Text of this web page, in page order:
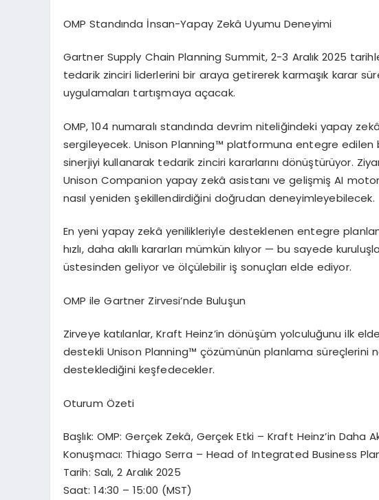
OMP Standında İnsan-Yapay Zekâ Uyumu Deneyimi
Gartner Supply Chain Planning Summit, 2-3 Aralık 2025
tedarik zinciri liderlerini bir araya getirerek karmaşık karar
uygulamaları tartışmaya açacak.
OMP, 104 numaralı standında devrim niteliğindeki yapay
sergileyecek. Unison Planning™ platformuna entegre edilen
sinerjiyi kullanarak tedarik zinciri kararlarını dönüştürüyor.
Unison Companion yapay zekâ asistanı ve gelişmiş AI
nasıl yeniden şekillendirdiğini doğrudan deneyimleyebilecek.
En yeni yapay zekâ yenilikleriyle desteklenen entegre
hızlı, daha akıllı kararları mümkün kılıyor — bu sayede
üstesinden geliyor ve ölçülebilir iş sonuçları elde ediyor.
OMP ile Gartner Zirvesi’nde Buluşun
Zirveye katılanlar, Kraft Heinz’in dönüşüm yolculuğunu ilk
destekli Unison Planning™ çözümünün planlama süreçlerini
desteklediğini keşfedecekler.
Oturum Özeti
Başlık: OMP: Gerçek Zekâ, Gerçek Etki – Kraft Heinz’in Daha
Konuşmacı: Thiago Serra – Head of Integrated Business
Tarih: Salı, 2 Aralık 2025
Saat: 14:30 – 15:00 (MST)